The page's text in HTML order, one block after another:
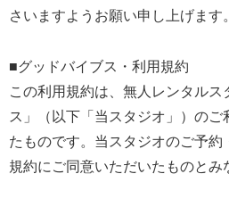
さいますようお願い申し上げます。
■グッドバイブス・利用規約
この利用規約は、無人レンタル
ス」（以下「当スタジオ」）の
たものです。当スタジオのご予約
規約にご同意いただいたものとみ